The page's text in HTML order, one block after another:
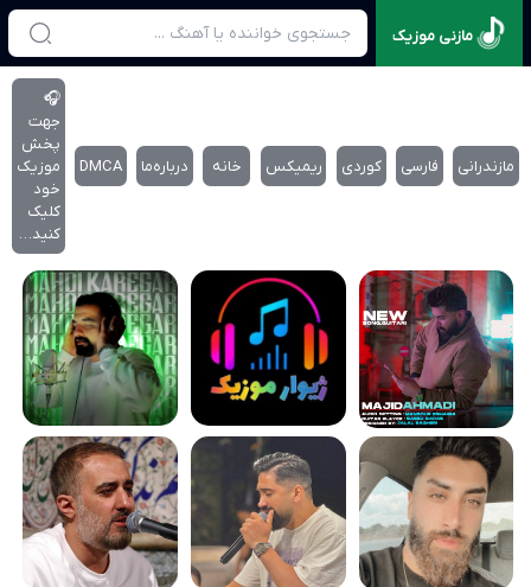
مازنی موزیک
مازندرانی فارسی کوردی ریمیکس خانه درباره‌‌ما DMCA
🎧
جهت
پخش
موزیک
خود
کلیک
کنید…